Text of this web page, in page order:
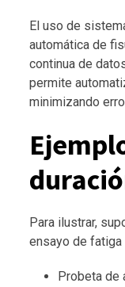
El uso de
automática de
continua de
permite
minimizando
Para ilustrar,
ensayo de
Probeta de